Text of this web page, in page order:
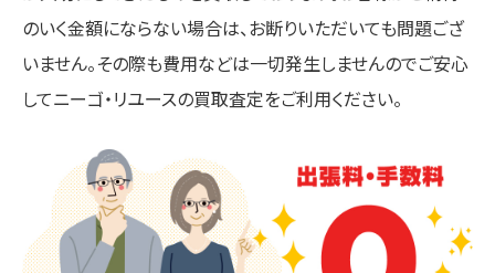
のいく金額にならない場合は、お断りいただいても問題ござ
いません。その際も費用などは一切発生しませんのでご安心
してニーゴ・リユースの買取査定をご利用ください。